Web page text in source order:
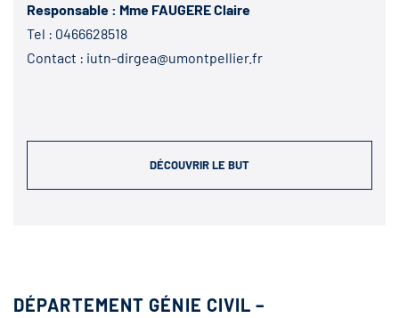
Responsable : Mme FAUGERE Claire
Tel : 0466628518
Contact : iutn-dirgea@umontpellier.fr
DÉCOUVRIR LE BUT
DÉPARTEMENT GÉNIE CIVIL –